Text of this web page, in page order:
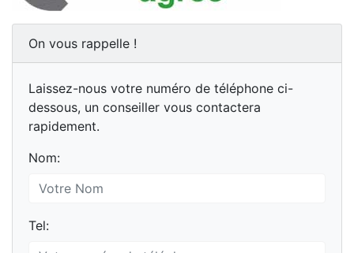
On vous rappelle !
Laissez-nous votre numéro de téléphone ci-
dessous, un conseiller vous contactera
rapidement.
Nom:
Tel: